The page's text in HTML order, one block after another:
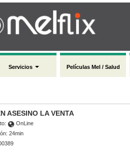
Servicios Películas Mel / Salud
ASESINO LA VENTA
OnLine
24min